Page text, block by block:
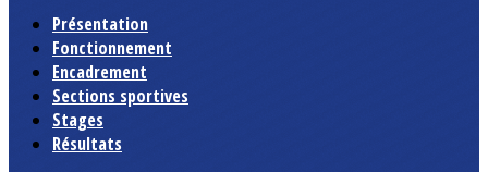
Présentation
Fonctionnement
Encadrement
Sections sportives
Stages
Résultats